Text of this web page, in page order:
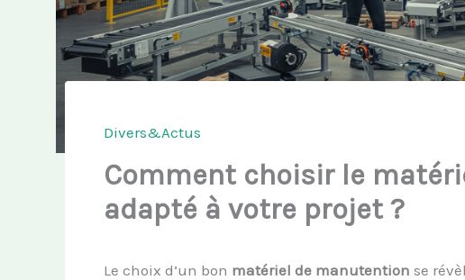
Divers&Actus
Comment choisir le
adapté à votre projet ?
Le choix d’un bon matériel de manutention se